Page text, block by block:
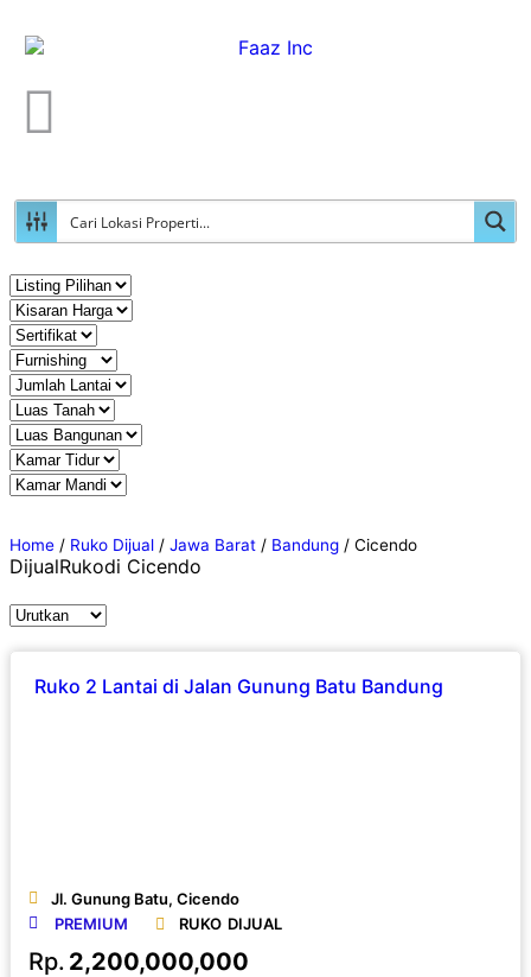
Home / Ruko Dijual / Jawa Barat / Bandung / Cicendo
DijualRukodi Cicendo
Ruko 2 Lantai di Jalan Gunung Batu Bandung
Jl. Gunung Batu, Cicendo
PREMIUM
RUKO DIJUAL
Rp. 2,200,000,000